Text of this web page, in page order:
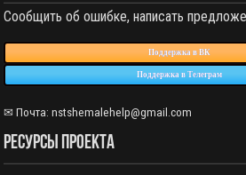
Сообщить об ошибке, написать
Поддержка в ВК
Поддержка в Телеграм
✉ Почта: nstshemalehelp@gmail.com
РЕСУРСЫ ПРОЕКТА